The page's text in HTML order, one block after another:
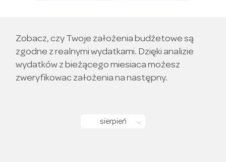
Zobacz, czy Twoje założenia budżetowe są
zgodne z realnymi wydatkami. Dzięki analizie
wydatków z bieżącego miesiaca możesz
zweryfikowac założenia na następny.
sierpień